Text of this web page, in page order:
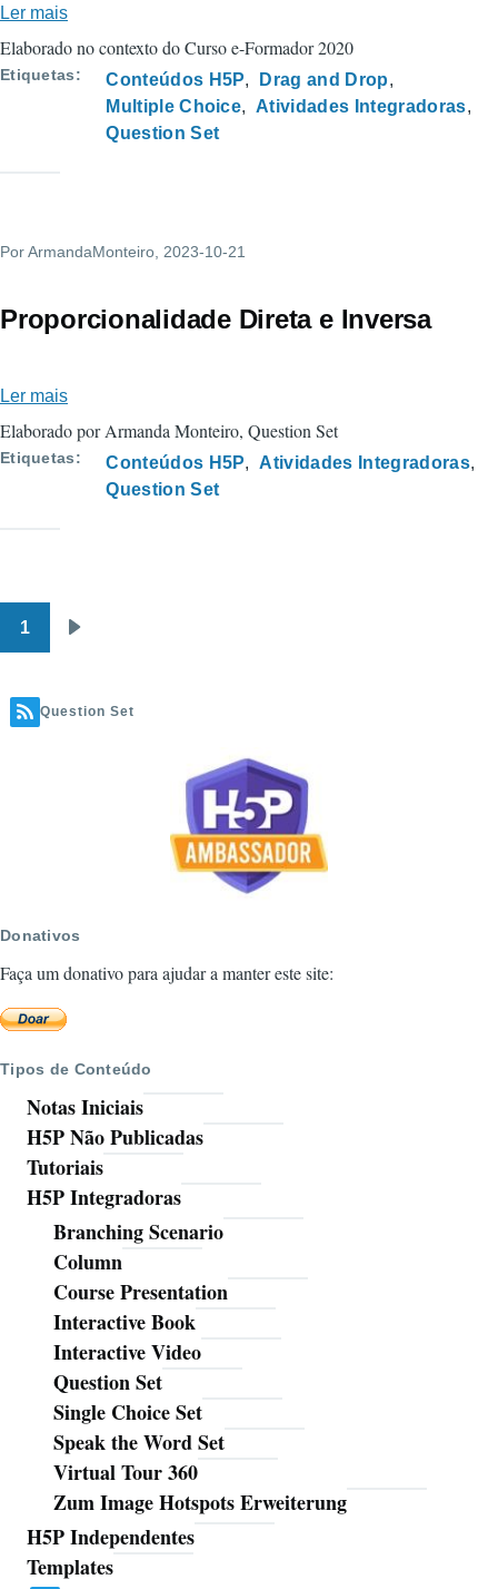
Ler mais
Ficha
Diagnóstica
Elaborado no contexto do Curso e-Formador 2020
Etiquetas Conteúdos H5P
Drag and Drop
Multiple Choice
Atividades Integradoras
Question Set
PorArmandaMonteiro , 2023-10-21
Proporcionalidade Direta e Inversa
Ler mais
Proporcionalidade
Direta
Elaborado por Armanda Monteiro, Question Set
Etiquetas Conteúdos H5P
Atividades Integradoras
Question Set
Paginação
1
Question Set
Donativos
Faça um donativo para ajudar a manter este site:
Tipos de Conteúdo
Notas Iniciais
H5P Não Publicadas
Tutoriais
H5P Integradoras
Branching Scenario
Column
Course Presentation
Interactive Book
Interactive Video
Question Set
Single Choice Set
Speak the Word Set
Virtual Tour 360
Zum Image Hotspots Erweiterung
H5P Independentes
Templates